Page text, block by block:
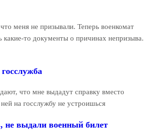
меня не призывали. Теперь военкомат
какие-то документы о причинах непризыва.
что мне выдадут справку вместо
на госслужбу не устроишься
не выдали военный билет